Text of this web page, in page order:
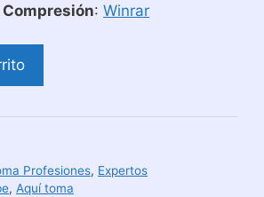
Compresión: Winrar
Profesiones, Expertos
, Aquí toma